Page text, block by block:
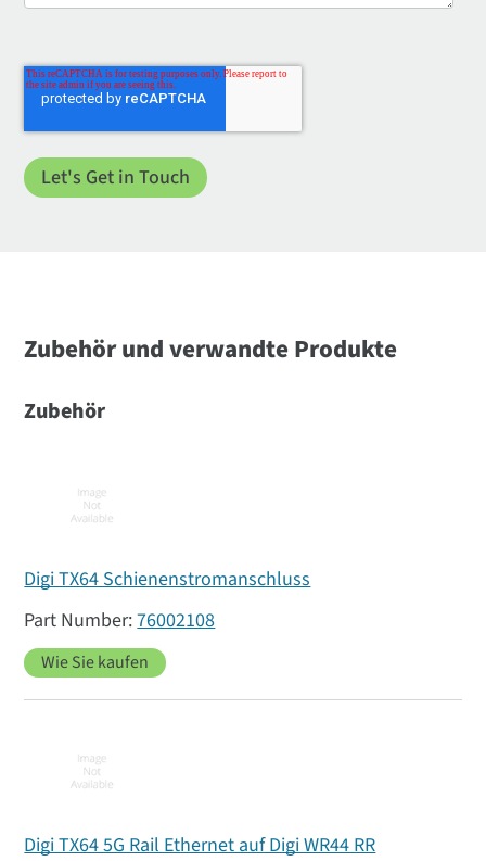
Zubehör und verwandte Produkte
Zubehör
Digi TX64 Schienenstromanschluss
76002108
Wie Sie kaufen
Digi TX64 5G Rail Ethernet auf Digi WR44 RR